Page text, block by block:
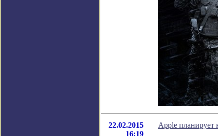
22.02.2015
16:19
Apple планирует